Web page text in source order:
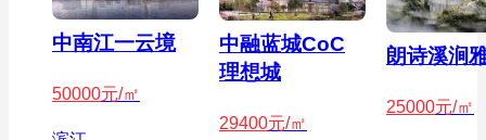
中南江一云境
50000元/㎡
中融蓝城CoC
理想城
29400元/㎡
朗诗溪涧
25000元/㎡